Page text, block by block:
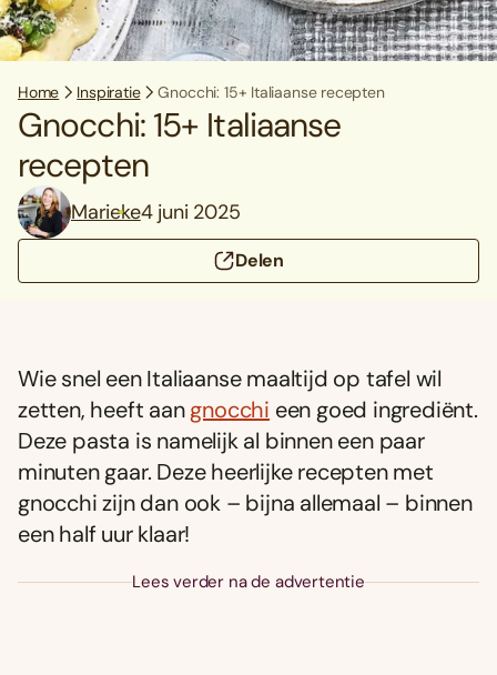
Home Inspiratie Gnocchi: 15+ Italiaanse recepten
Gnocchi: 15+ Italiaanse
recepten
Marieke4 juni 2025
Delen
Wie snel een Italiaanse maaltijd op tafel wil
zetten, heeft aangnocchi een goed ingrediënt.
Deze pasta is namelijk al binnen een paar
minuten gaar. Deze heerlijke recepten met
gnocchi zijn dan ook – bijna allemaal – binnen
een half uur klaar!
Lees verder na de advertentie